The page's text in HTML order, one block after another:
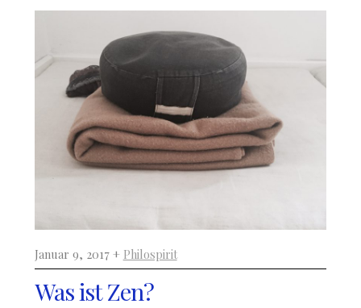
Januar 9, 2017 + Philospirit
Was ist Zen?